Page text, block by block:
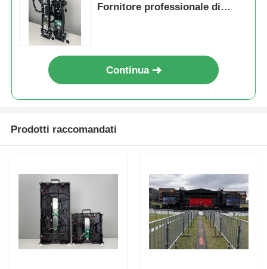
Fornitore professionale di
Continua
Prodotti raccomandati